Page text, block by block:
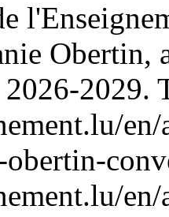
Obertin,
2029.